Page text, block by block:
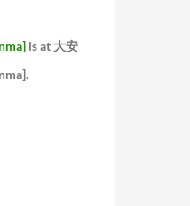
is at 大安